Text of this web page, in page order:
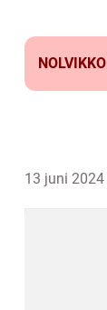
13 juni 2024